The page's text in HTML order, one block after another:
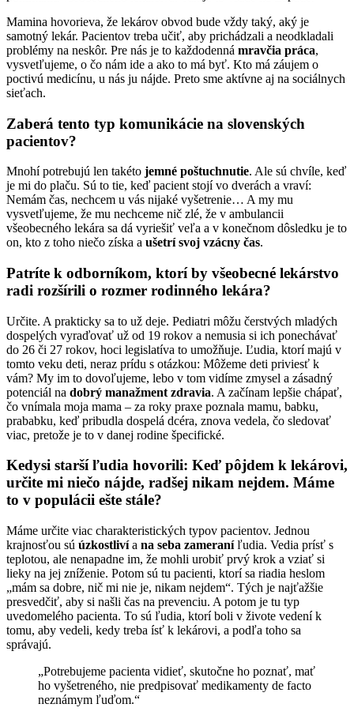
Mamina hovorieva, že lekárov obvod bude vždy taký, aký je
samotný lekár. Pacientov treba učiť, aby prichádzali a neodkladali
problémy na neskôr. Pre nás je to každodenná mravčia práca,
vysvetľujeme, o čo nám ide a ako to má byť. Kto má záujem o
poctivú medicínu, u nás ju nájde. Preto sme aktívne aj na sociálnych
sieťach.
Zaberá tento typ komunikácie na slovenských
pacientov?
Mnohí potrebujú len takéto jemné poštuchnutie. Ale sú chvíle, keď
je mi do plaču. Sú to tie, keď pacient stojí vo dverách a vraví:
Nemám čas, nechcem u vás nijaké vyšetrenie… A my mu
vysvetľujeme, že mu nechceme nič zlé, že v ambulancii
všeobecného lekára sa dá vyriešiť veľa a v konečnom dôsledku je to
on, kto z toho niečo získa a ušetrí svoj vzácny čas.
Patríte k odborníkom, ktorí by všeobecné lekárstvo
radi rozšírili o rozmer rodinného lekára?
Určite. A prakticky sa to už deje. Pediatri môžu čerstvých mladých
dospelých vyraďovať už od 19 rokov a nemusia si ich ponechávať
do 26 či 27 rokov, hoci legislatíva to umožňuje. Ľudia, ktorí majú v
tomto veku deti, neraz prídu s otázkou: Môžeme deti priviesť k
vám? My im to dovoľujeme, lebo v tom vidíme zmysel a zásadný
potenciál na dobrý manažment zdravia. A začínam lepšie chápať,
čo vnímala moja mama – za roky praxe poznala mamu, babku,
prababku, keď pribudla dospelá dcéra, znova vedela, čo sledovať
viac, pretože je to v danej rodine špecifické.
Kedysi starší ľudia hovorili: Keď pôjdem k lekárovi,
určite mi niečo nájde, radšej nikam nejdem. Máme
to v populácii ešte stále?
Máme určite viac charakteristických typov pacientov. Jednou
krajnosťou sú úzkostlivía na seba zameraníľudia. Vedia prísť s
teplotou, ale nenapadne im, že mohli urobiť prvý krok a vziať si
lieky na jej zníženie. Potom sú tu pacienti, ktorí sa riadia heslom
„mám sa dobre, nič mi nie je, nikam nejdem“. Tých je najťažšie
presvedčiť, aby si našli čas na prevenciu. A potom je tu typ
uvedomelého pacienta. To sú ľudia, ktorí boli v živote vedení k
tomu, aby vedeli, kedy treba ísť k lekárovi, a podľa toho sa
správajú.
„Potrebujeme pacienta vidieť, skutočne ho poznať, mať
ho vyšetreného, nie predpisovať medikamenty de facto
neznámym ľuďom.“